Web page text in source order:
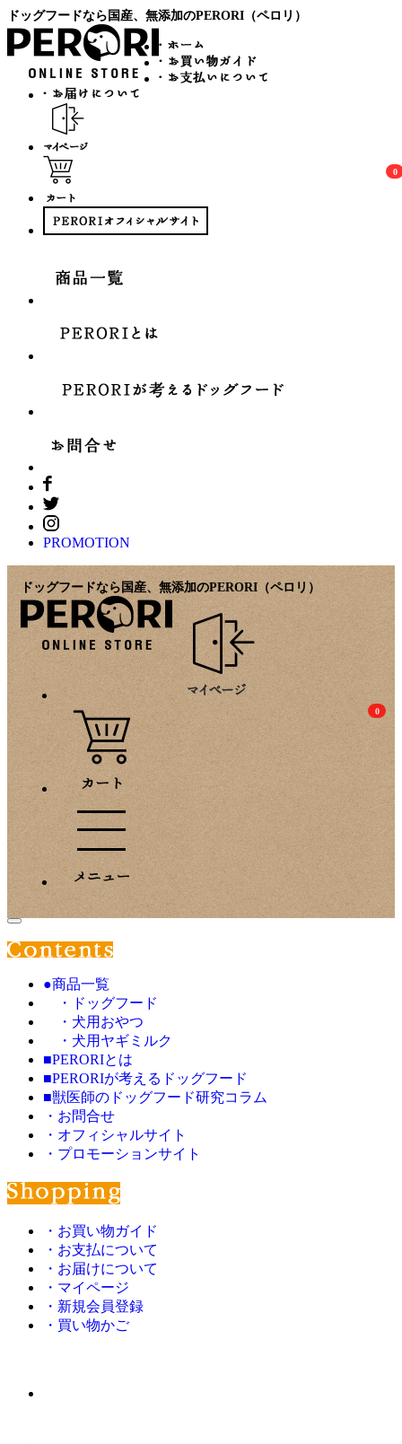
ドッグフードなら国産、無添加のPERORI（ペロリ）
0
PROMOTION
ドッグフードなら国産、無添加のPERORI（ペロリ）
0
●商品一覧
・ドッグフード
・犬用おやつ
・犬用ヤギミルク
■PERORIとは
■PERORIが考えるドッグフード
■獣医師のドッグフード研究コラム
・お問合せ
・オフィシャルサイト
・プロモーションサイト
・お買い物ガイド
・お支払について
・お届けについて
・マイページ
・新規会員登録
・買い物かご